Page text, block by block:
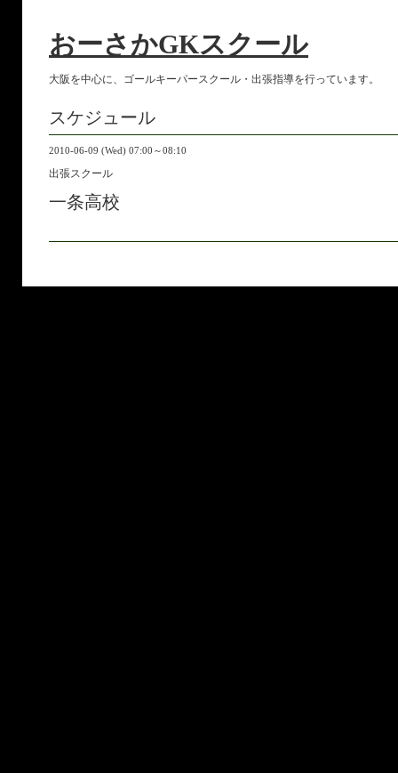
おーさかGKスクール
大阪を中心に、ゴールキーパースクール・出張指導を行っています。
スケジュール
2010-06-09 (Wed) 07:00～08:10
出張スクール
一条高校